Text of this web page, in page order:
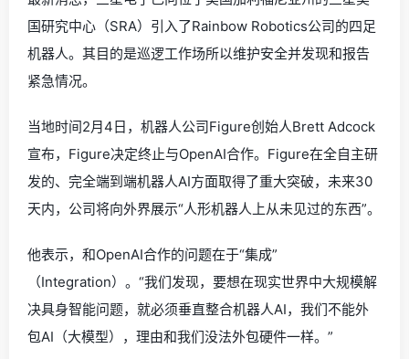
国研究中心（SRA）引入了Rainbow Robotics公司的四足
机器人。其目的是巡逻工作场所以维护安全并发现和报告
紧急情况。
当地时间2月4日，机器人公司Figure创始人Brett Adcock
宣布，Figure决定终止与OpenAI合作。Figure在全自主研
发的、完全端到端机器人AI方面取得了重大突破，未来30
天内，公司将向外界展示“人形机器人上从未见过的东西”。
他表示，和OpenAI合作的问题在于“集成”
（Integration）。“我们发现，要想在现实世界中大规模解
决具身智能问题，就必须垂直整合机器人AI，我们不能外
包AI（大模型），理由和我们没法外包硬件一样。”